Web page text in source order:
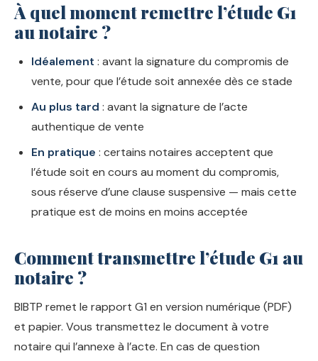
À quel moment remettre l’étude G1
au notaire ?
Idéalement : avant la signature du compromis de
vente, pour que l’étude soit annexée dès ce stade
Au plus tard : avant la signature de l’acte
authentique de vente
En pratique : certains notaires acceptent que
l’étude soit en cours au moment du compromis,
sous réserve d’une clause suspensive — mais cette
pratique est de moins en moins acceptée
Comment transmettre l’étude G1 au
notaire ?
BIBTP remet le rapport G1 en version numérique (PDF)
et papier. Vous transmettez le document à votre
notaire qui l’annexe à l’acte. En cas de question